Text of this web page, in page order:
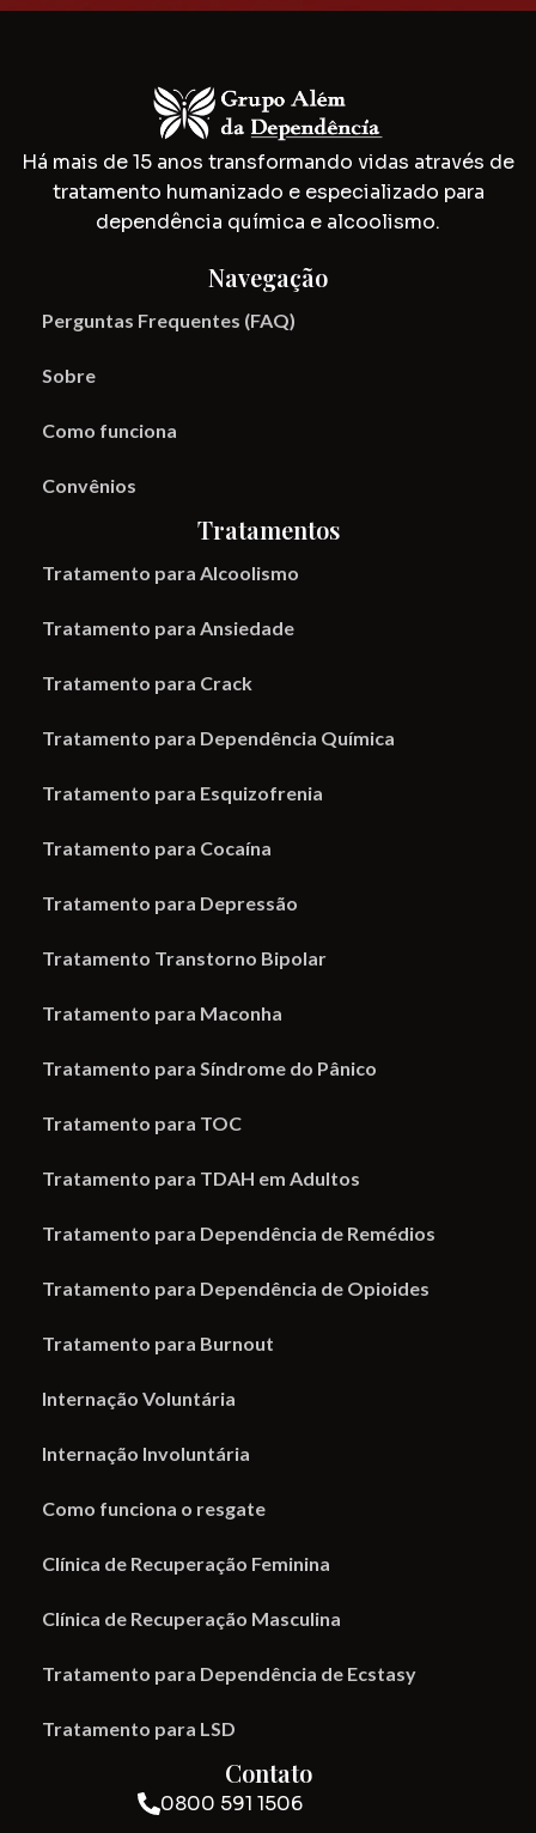
Há mais de 15 anos transformando vidas através de
tratamento humanizado e especializado para
dependência química e alcoolismo.
Navegação
Perguntas Frequentes (FAQ)
Sobre
Como funciona
Convênios
Tratamentos
Tratamento para Alcoolismo
Tratamento para Ansiedade
Tratamento para Crack
Tratamento para Dependência Química
Tratamento para Esquizofrenia
Tratamento para Cocaína
Tratamento para Depressão
Tratamento Transtorno Bipolar
Tratamento para Maconha
Tratamento para Síndrome do Pânico
Tratamento para TOC
Tratamento para TDAH em Adultos
Tratamento para Dependência de Remédios
Tratamento para Dependência de Opioides
Tratamento para Burnout
Internação Voluntária
Internação Involuntária
Como funciona o resgate
Clínica de Recuperação Feminina
Clínica de Recuperação Masculina
Tratamento para Dependência de Ecstasy
Tratamento para LSD
Contato
0800 591 1506